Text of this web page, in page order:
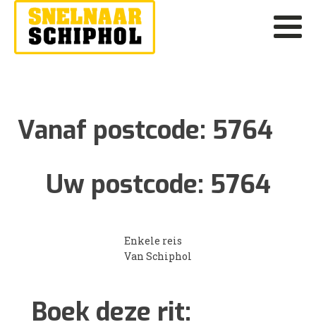
Vanaf postcode: 5764
Uw postcode: 5764
Enkele reis
Van Schiphol
Boek deze rit: